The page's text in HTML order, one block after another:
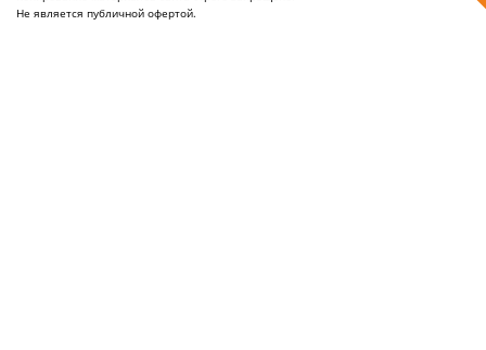
Не является публичной офертой.